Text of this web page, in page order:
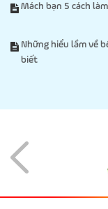
Mách bạn 5 cách
Những hiểu lầm về
biết